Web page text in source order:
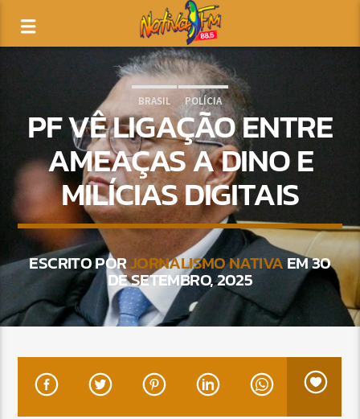
BRASIL POLÍCIA
PF VÊ LIGAÇÃO ENTRE
AMEAÇAS A DINO E
MILÍCIAS DIGITAIS
ESCRITO PORJORNALISMO NATIVAEM 30
DE SETEMBRO, 2025